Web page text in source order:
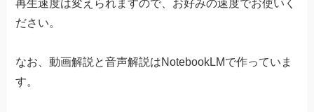
再生速度は変えられますので、お好みの速度でお使いく
ださい。
なお、動画解説と音声解説はNotebookLMで作っていま
す。